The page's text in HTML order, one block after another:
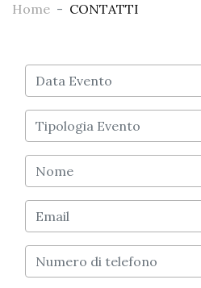
Home CONTATTI